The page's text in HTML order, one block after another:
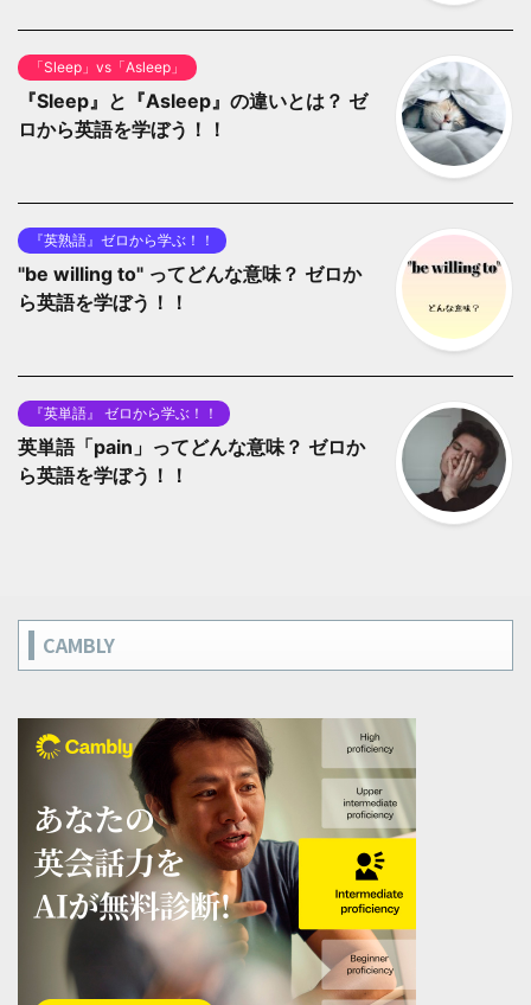
「Sleep」vs「Asleep」
『Sleep』と『Asleep』の違いとは？ ゼ
ロから英語を学ぼう！！
『英熟語』ゼロから学ぶ！！
"be willing to" ってどんな意味？ ゼロか
ら英語を学ぼう！！
『英単語』 ゼロから学ぶ！！
英単語「pain」ってどんな意味？ ゼロか
ら英語を学ぼう！！
CAMBLY